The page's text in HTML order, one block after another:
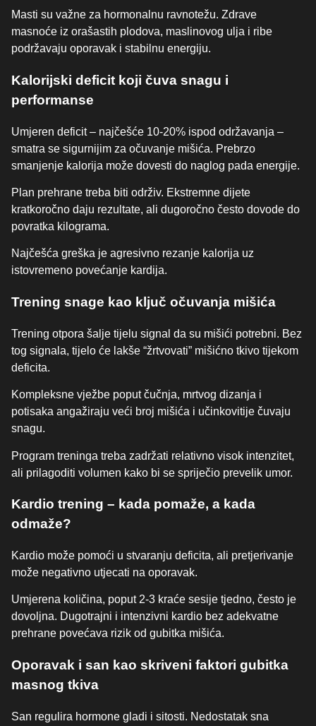
Masti su važne za hormonalnu ravnotežu. Zdrave
masnoće iz orašastih plodova, maslinovog ulja i ribe
podržavaju oporavak i stabilnu energiju.
Kalorijski deficit koji čuva snagu i
performanse
Umjeren deficit – najčešće 10-20% ispod održavanja –
smatra se sigurnijim za očuvanje mišića. Prebrzo
smanjenje kalorija može dovesti do naglog pada energije.
Plan prehrane treba biti održiv. Ekstremne dijete
kratkoročno daju rezultate, ali dugoročno često dovode do
povratka kilograma.
Najčešća greška je agresivno rezanje kalorija uz
istovremeno povećanje kardija.
Trening snage kao ključ očuvanja mišića
Trening otpora šalje tijelu signal da su mišići potrebni. Bez
tog signala, tijelo će lakše “žrtvovati” mišićno tkivo tijekom
deficita.
Kompleksne vježbe poput čučnja, mrtvog dizanja i
potisaka angažiraju veći broj mišića i učinkovitije čuvaju
snagu.
Program treninga treba zadržati relativno visok intenzitet,
ali prilagoditi volumen kako bi se spriječio prevelik umor.
Kardio trening – kada pomaže, a kada
odmaže?
Kardio može pomoći u stvaranju deficita, ali pretjerivanje
može negativno utjecati na oporavak.
Umjerena količina, poput 2-3 kraće sesije tjedno, često je
dovoljna. Dugotrajni i intenzivni kardio bez adekvatne
prehrane povećava rizik od gubitka mišića.
Oporavak i san kao skriveni faktori gubitka
masnog tkiva
San regulira hormone gladi i sitosti. Nedostatak sna